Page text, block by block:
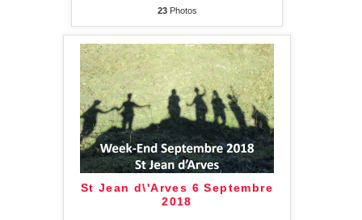
23Photos
St Jean d\'Arves 6 Septembre
2018